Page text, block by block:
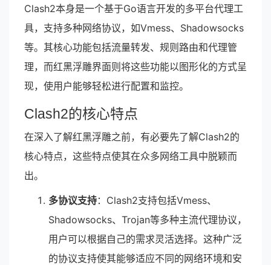
Clash2本身是一个基于Go语言开发的多平台代理工
具，支持多种网络协议，如Vmess、Shadowsocks
等。其核心功能包括流量转发、规则路由和代理管
理，而红黑浮雕界面则将这些功能以图形化的方式呈
现，使用户能够轻松进行配置和监控。
Clash2的核心特点
在深入了解红黑浮雕之前，有必要先了解Clash2的
核心特点，这些特点使其在众多网络工具中脱颖而
出。
多协议支持：Clash2支持包括Vmess、
Shadowsocks、Trojan等多种主流代理协议，
用户可以根据自己的需求灵活选择。这种广泛
的协议支持使其能够适应不同的网络环境和安